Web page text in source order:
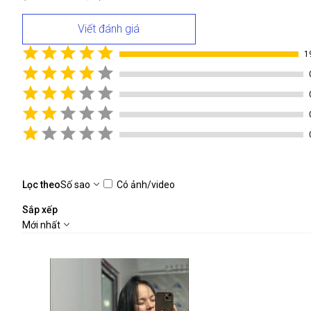
Viết đánh giá
Lọc theoSố sao Có ảnh/video
Sắp xếp
Mới nhất